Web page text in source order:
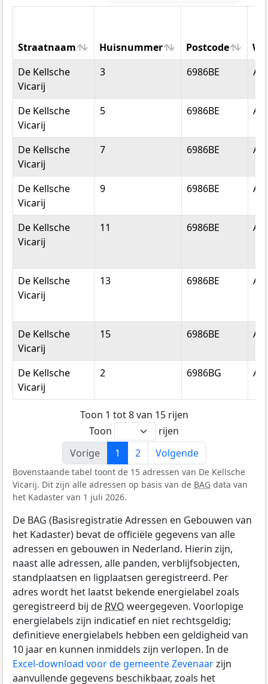
Straatnaam Huisnummer Postcode
Straatnaam
Huisnummer Postcode
De Kellsche
Vicarij
3 6986BE
De Kellsche
Vicarij
5 6986BE
De Kellsche
Vicarij
7 6986BE
De Kellsche
Vicarij
9 6986BE
De Kellsche
Vicarij
11 6986BE
De Kellsche
Vicarij
13 6986BE
De Kellsche
Vicarij
15 6986BE
De Kellsche
Vicarij
2 6986BG
Toon 1 tot 8 van 15 rijen
Toon
rijen
Vorige
1 2 Volgende
Bovenstaande tabel toont de 15 adressen van De Kellsche
Vicarij. Dit zijn alle adressen op basis van de BAG data van
het Kadaster van 1 juli 2026.
De BAG (Basisregistratie Adressen en Gebouwen van
het Kadaster) bevat de officiële gegevens van alle
adressen en gebouwen in Nederland. Hierin zijn,
naast alle adressen, alle panden, verblijfsobjecten,
standplaatsen en ligplaatsen geregistreerd. Per
adres wordt het laatst bekende energielabel zoals
geregistreerd bij de RVO weergegeven. Voorlopige
energielabels zijn indicatief en niet rechtsgeldig;
definitieve energielabels hebben een geldigheid van
10 jaar en kunnen inmiddels zijn verlopen. In de
Excel-download voor de gemeente Zevenaarzijn
aanvullende gegevens beschikbaar, zoals het